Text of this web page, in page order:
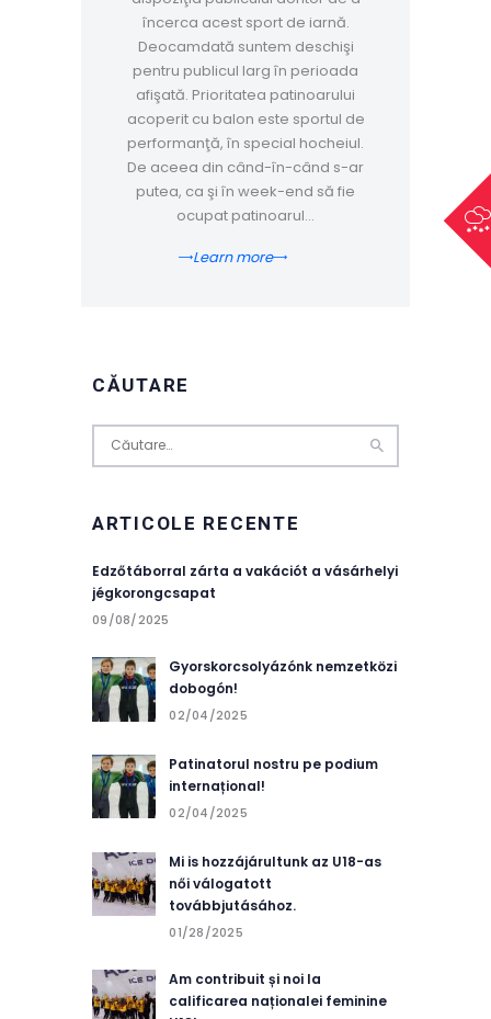
încerca acest sport de iarnă.
Deocamdată suntem deschişi
pentru publicul larg în perioada
afişată. Prioritatea patinoarului
acoperit cu balon este sportul de
performanţă, în special hocheiul.
De aceea din când-în-când s-ar
putea, ca şi în week-end să fie
ocupat patinoarul…
Learn more
CĂUTARE
ARTICOLE RECENTE
Edzőtáborral zárta a vakációt a vásárhelyi
jégkorongcsapat
09/08/2025
Gyorskorcsolyázónk nemzetközi
dobogón!
02/04/2025
Patinatorul nostru pe podium
internațional!
02/04/2025
Mi is hozzájárultunk az U18-as
női válogatott
továbbjutásához.
01/28/2025
Am contribuit și noi la
calificarea naționalei feminine